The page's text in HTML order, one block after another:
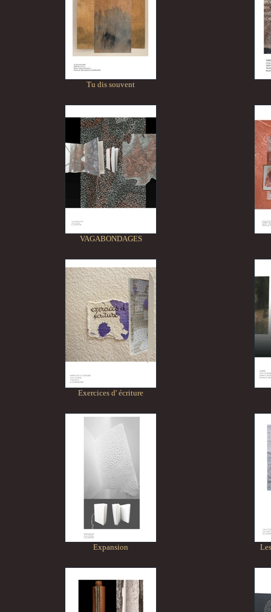
Tu dis souvent
VAGABONDAGES
Exercices d' écriture
Expansion